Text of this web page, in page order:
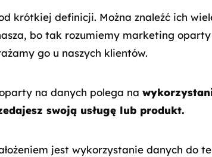
krótkiej definicji. Można znaleźć ich
bo tak rozumiemy marketing
go u naszych klientów.
na danych polega na
swoją usługę lub produkt.
jest wykorzystanie danych do